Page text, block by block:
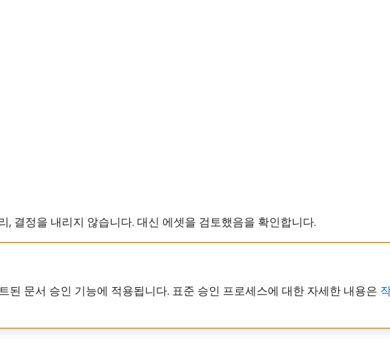
결정을 내리지 않습니다. 대신 에셋을 검토했음을 확인합니다.
된 문서 승인 기능에 적용됩니다. 표준 승인 프로세스에 대한 자세한 내용은